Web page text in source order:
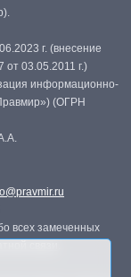
г. (внесение
03.05.2011 г.)
информационно-
(ОГРН
всех замеченных